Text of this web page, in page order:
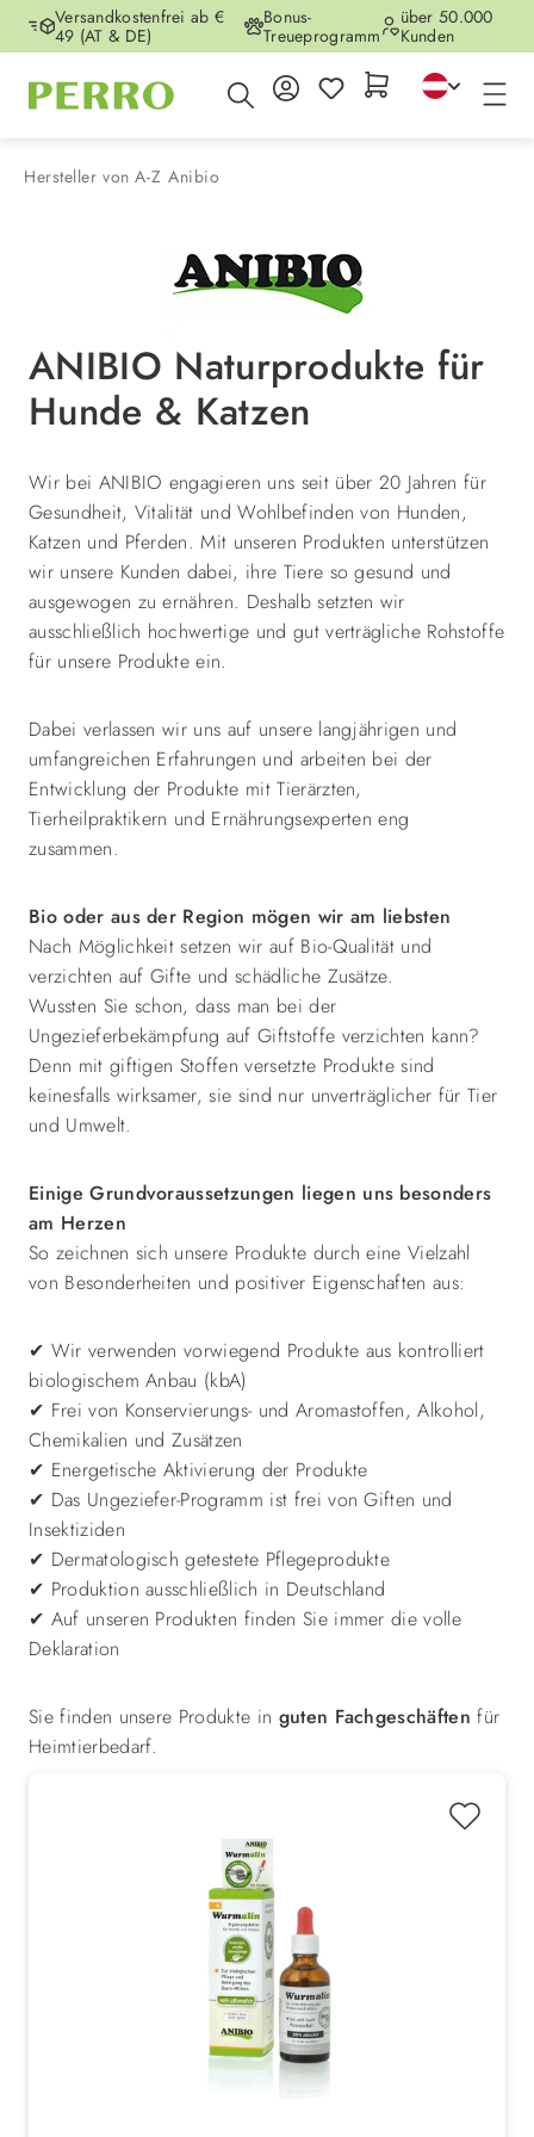
Zum Hauptinhalt springen
Versandkostenfrei ab €
49 (AT & DE)
Bonus-
Treueprogramm
über 50.000
Kunden
Hersteller von A-Z Anibio
ANIBIO Naturprodukte für
Hunde & Katzen
Wir bei ANIBIO engagieren uns seit über 20 Jahren für
Gesundheit, Vitalität und Wohlbefinden von Hunden,
Katzen und Pferden. Mit unseren Produkten unterstützen
wir unsere Kunden dabei, ihre Tiere so gesund und
ausgewogen zu ernähren. Deshalb setzten wir
ausschließlich hochwertige und gut verträgliche Rohstoffe
für unsere Produkte ein.
Dabei verlassen wir uns auf unsere langjährigen und
umfangreichen Erfahrungen und arbeiten bei der
Entwicklung der Produkte mit Tierärzten,
Tierheilpraktikern und Ernährungsexperten eng
zusammen.
Bio oder aus der Region mögen wir am liebsten
Nach Möglichkeit setzen wir auf Bio-Qualität und
verzichten auf Gifte und schädliche Zusätze.
Wussten Sie schon, dass man bei der
Ungezieferbekämpfung auf Giftstoffe verzichten kann?
Denn mit giftigen Stoffen versetzte Produkte sind
keinesfalls wirksamer, sie sind nur unverträglicher für Tier
und Umwelt.
Einige Grundvoraussetzungen liegen uns besonders
am Herzen
So zeichnen sich unsere Produkte durch eine Vielzahl
von Besonderheiten und positiver Eigenschaften aus:
✔ Wir verwenden vorwiegend Produkte aus kontrolliert
biologischem Anbau (kbA)
✔ Frei von Konservierungs- und Aromastoffen, Alkohol,
Chemikalien und Zusätzen
✔ Energetische Aktivierung der Produkte
✔ Das Ungeziefer-Programm ist frei von Giften und
Insektiziden
✔ Dermatologisch getestete Pflegeprodukte
✔ Produktion ausschließlich in Deutschland
✔ Auf unseren Produkten finden Sie immer die volle
Deklaration
Sie finden unsere Produkte in guten Fachgeschäften für
Heimtierbedarf.